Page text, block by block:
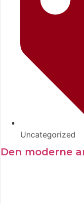
Uncategorized
Den moderne